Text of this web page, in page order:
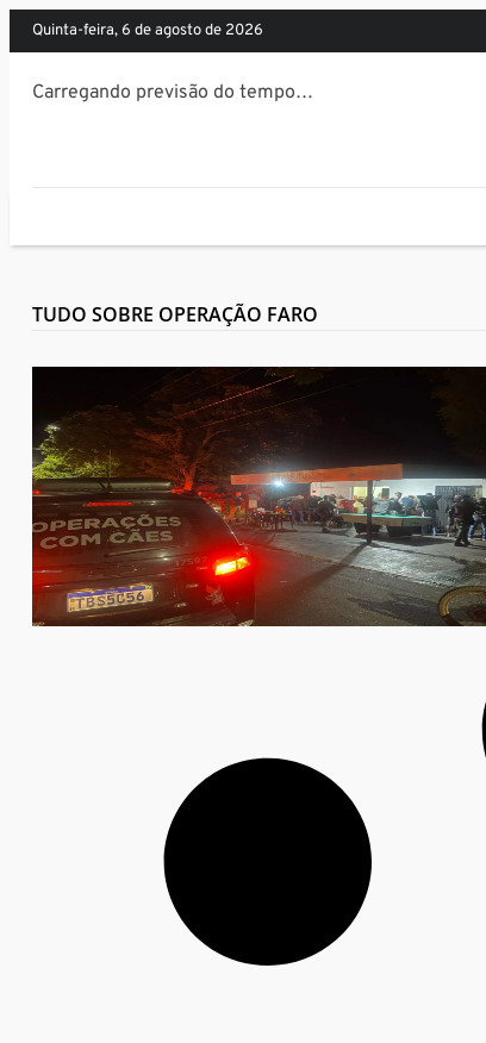
quinta-feira, 6 de agosto de 2026
Carregando previsão do tempo…
TUDO SOBRE OPERAÇÃO FARO